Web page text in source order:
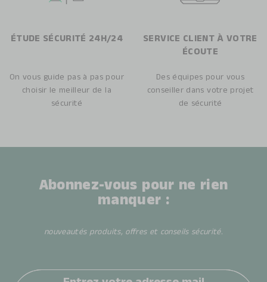
ÉTUDE SÉCURITÉ 24H/24
On vous guide pas à pas pour
choisir le meilleur de la
sécurité
SERVICE CLIENT À VOTRE
ÉCOUTE
Des équipes pour vous
conseiller dans votre projet
de sécurité
Abonnez-vous pour ne rien
manquer :
nouveautés produits, offres et conseils sécurité.